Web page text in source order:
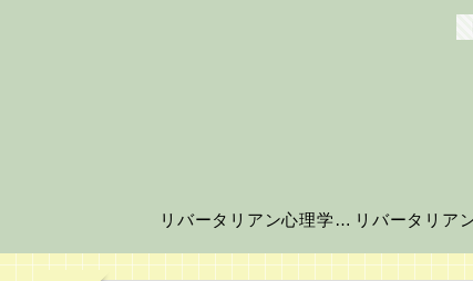
リバータリアン心理学の世界へようこそ！